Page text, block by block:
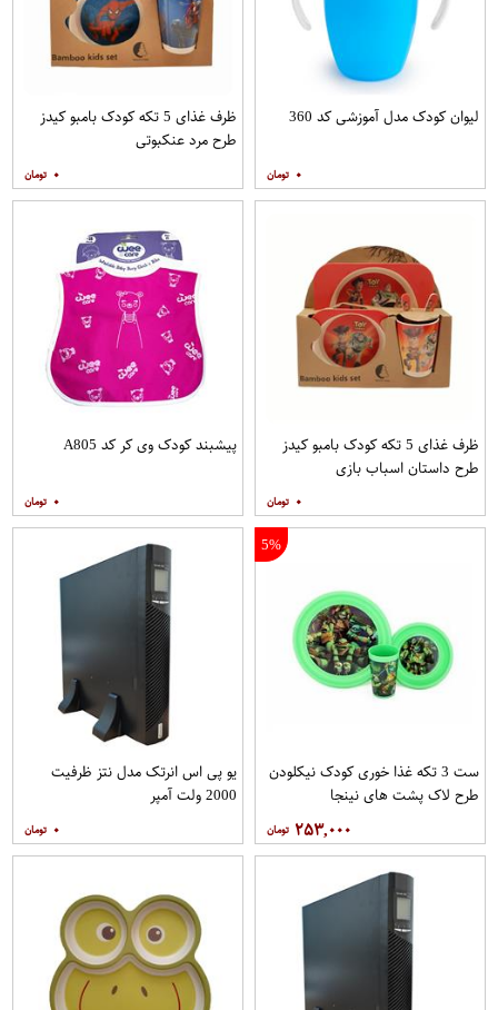
لیوان کودک مدل آموزشی کد 360
۰
ظرف غذای 5 تکه کودک بامبو کیدز
طرح مرد عنکبوتی
۰
ظرف غذای 5 تکه کودک بامبو کیدز
طرح داستان اسباب بازی
۰
پیشبند کودک وی کر کد A805
۰
5%
ست 3 تکه غذا خوری کودک نیکلودن
طرح لاک پشت های نینجا
۲۵۳,۰۰۰
یو پی اس انرتک مدل نتز ظرفیت
2000 ولت آمپر
۰